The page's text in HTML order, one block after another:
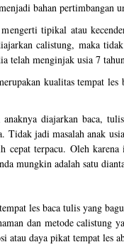
bahan pertimbangan
tipikal atau
calistung, maka
telah menginjak usia 7
kualitas tempat
diajarkan baca,
Tidak jadi masalah anak
cepat terpacu. Oleh
mungkin adalah satu
les baca tulis yang
dan metode calistung
atau daya pikat tempat les